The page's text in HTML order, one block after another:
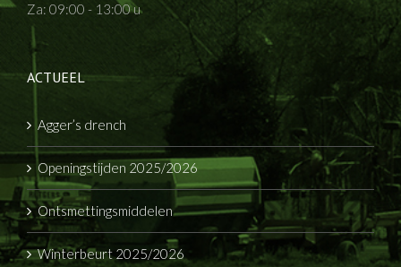
Za: 09:00 - 13:00 u
ACTUEEL
Agger’s drench
Openingstijden 2025/2026
Ontsmettingsmiddelen
Winterbeurt 2025/2026